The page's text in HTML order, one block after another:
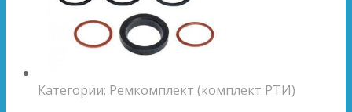
Категории: Ремкомплект (комплект РТИ)